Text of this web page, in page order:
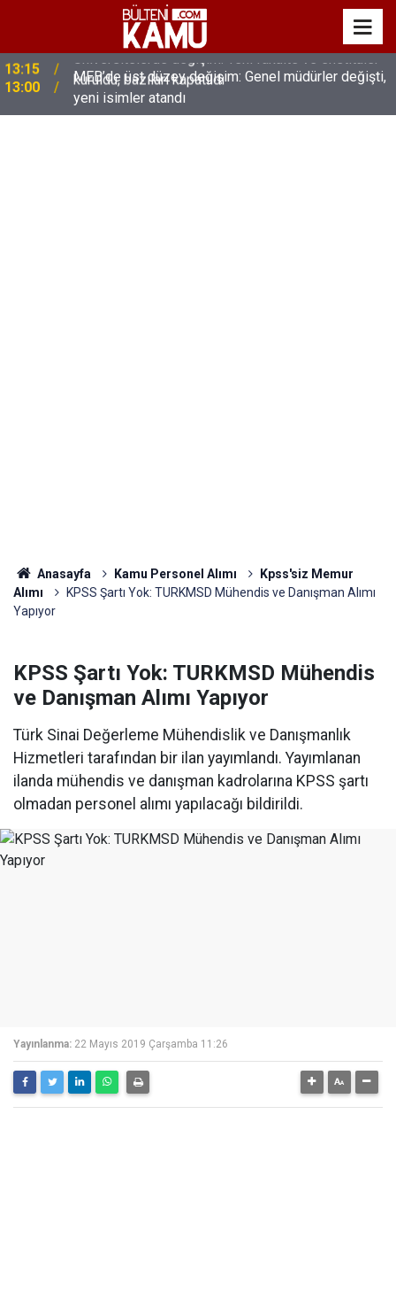
13:00
MEB’de üst düzey değişim: Genel müdürler değişti,
yeni isimler atandı
Anasayfa Kamu Personel Alımı
Kpss'siz Memur
Alımı
KPSS Şartı Yok: TURKMSD Mühendis ve Danışman Alımı
Yapıyor
KPSS Şartı Yok: TURKMSD Mühendis
ve Danışman Alımı Yapıyor
Türk Sinai Değerleme Mühendislik ve Danışmanlık
Hizmetleri tarafından bir ilan yayımlandı. Yayımlanan
ilanda mühendis ve danışman kadrolarına KPSS şartı
olmadan personel alımı yapılacağı bildirildi.
Yayınlanma: 22 Mayıs 2019 Çarşamba 11:26